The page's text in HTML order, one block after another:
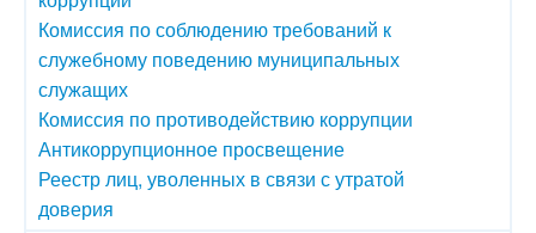
Комиссия по соблюдению требований к
служебному поведению муниципальных
служащих
Комиссия по противодействию коррупции
Антикоррупционное просвещение
Реестр лиц, уволенных в связи с утратой
доверия